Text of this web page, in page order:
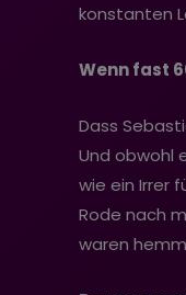
konstanten
Wenn fast
Dass
Und obwohl
wie ein Irrer
Rode nach
waren